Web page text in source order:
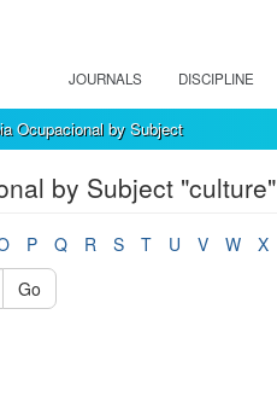
JOURNALS DISCIPLINE
Ocupacional by Subject
by Subject "culture"
P Q R S T U V W X
Go